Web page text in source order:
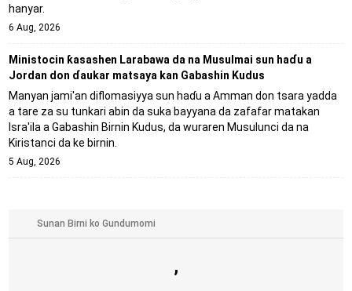
hanyar.
6 Aug, 2026
Ministocin ƙasashen Larabawa da na Musulmai sun haɗu a
Jordan don ɗaukar matsaya kan Gabashin Kudus
Manyan jami'an diflomasiyya sun haɗu a Amman don tsara yadda
a tare za su tunkari abin da suka bayyana da zafafar matakan
Isra'ila a Gabashin Birnin Ƙudus, da wuraren Musulunci da na
Kiristanci da ke birnin.
5 Aug, 2026
,